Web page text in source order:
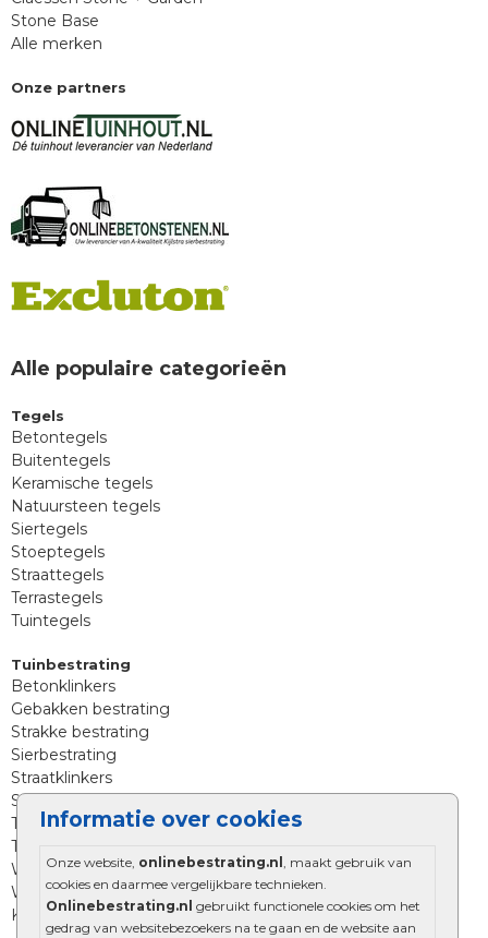
Informatie over cookies
Onze website, onlinebestrating.nl , maakt gebruik van
cookies en daarmee vergelijkbare technieken.
Onlinebestrating.nl gebruikt functionele cookies om het
gedrag van websitebezoekers na te gaan en de website aan
Stone Base
Alle merken
Onze partners
Alle populaire categorieën
Tegels
Betontegels
Buitentegels
Keramische tegels
Natuursteen tegels
Siertegels
Stoeptegels
Straattegels
Terrastegels
Tuintegels
Tuinbestrating
Betonklinkers
Gebakken bestrating
Strakke bestrating
Sierbestrating
Straatklinkers
Straatstenen
Trommelstenen
Tuinstenen
Waalformaat
Wildverband bestrating
Kingstones